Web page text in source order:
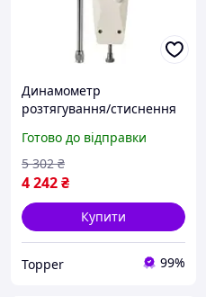
Динамометр
розтягування/стиснення
PROTESTER NK-20
Готово до відправки
4 242₴
5 302 ₴
Купити
Topper 99%